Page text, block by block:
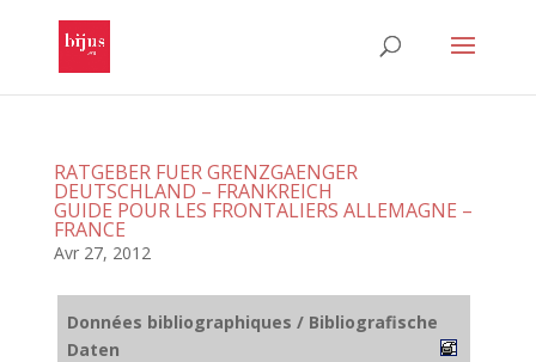
RATGEBER FUER GRENZGAENGER
DEUTSCHLAND – FRANKREICH
GUIDE POUR LES FRONTALIERS ALLEMAGNE –
FRANCE
Avr 27, 2012
Données bibliographiques / Bibliografische
Daten